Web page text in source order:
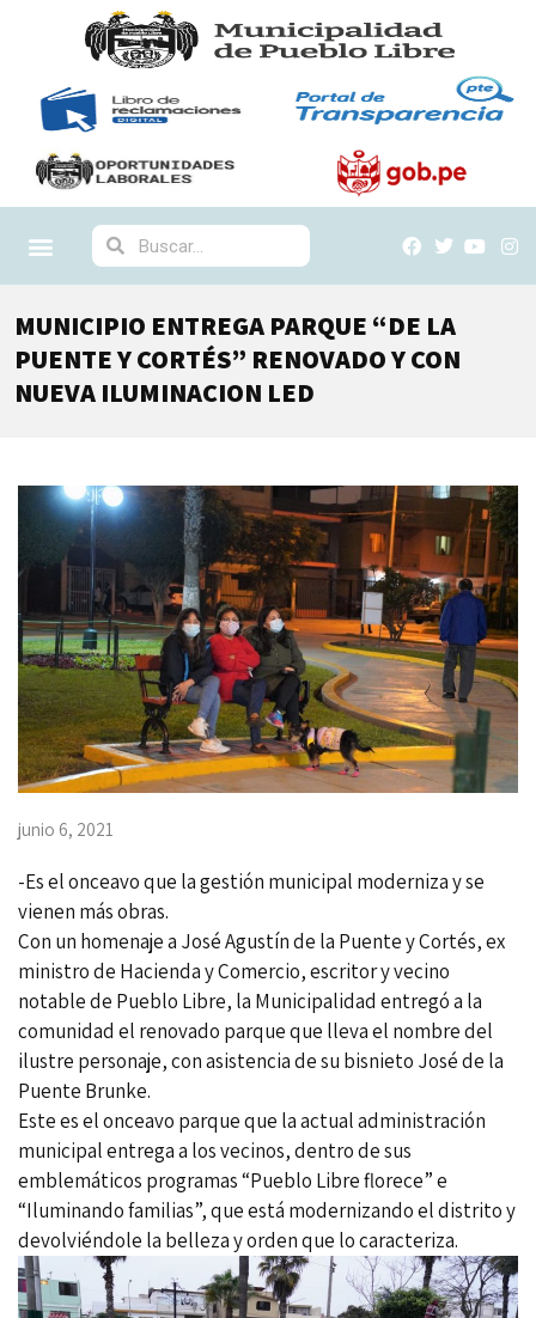
MUNICIPIO ENTREGA PARQUE “DE LA
PUENTE Y CORTÉS” RENOVADO Y CON
NUEVA ILUMINACION LED
junio 6, 2021
-Es el onceavo que la gestión municipal moderniza y se
vienen más obras.
Con un homenaje a José Agustín de la Puente y Cortés, ex
ministro de Hacienda y Comercio, escritor y vecino
notable de Pueblo Libre, la Municipalidad entregó a la
comunidad el renovado parque que lleva el nombre del
ilustre personaje, con asistencia de su bisnieto José de la
Puente Brunke.
Este es el onceavo parque que la actual administración
municipal entrega a los vecinos, dentro de sus
emblemáticos programas “Pueblo Libre florece” e
“Iluminando familias”, que está modernizando el distrito y
devolviéndole la belleza y orden que lo caracteriza.